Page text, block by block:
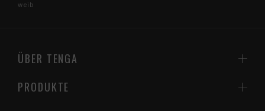
weib
ÜBER TENGA
PRODUKTE